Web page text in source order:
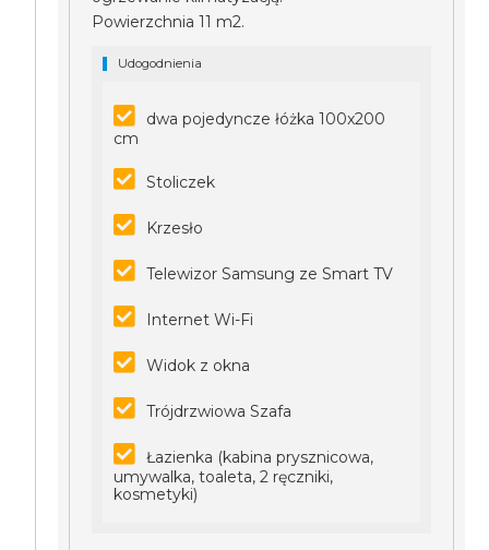
Powierzchnia 11 m2.
Udogodnienia
dwa pojedyncze łóżka 100x200
cm
Stoliczek
Krzesło
Telewizor Samsung ze Smart TV
Internet Wi-Fi
Widok z okna
Trójdrzwiowa Szafa
Łazienka (kabina prysznicowa,
umywalka, toaleta, 2 ręczniki,
kosmetyki)